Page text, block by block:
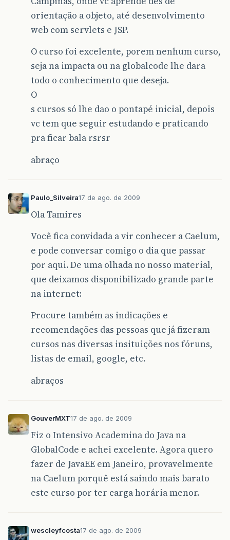
orientação a objeto, até desenvolvimento
web com servlets e JSP.
O curso foi excelente, porem nenhum curso,
seja na impacta ou na globalcode lhe dara
todo o conhecimento que deseja.
O
s cursos só lhe dao o pontapé inicial, depois
vc tem que seguir estudando e praticando
pra ficar bala rsrsr
abraço
Paulo_Silveira17 de ago. de 2009
Ola Tamires
Você fica convidada a vir conhecer a Caelum,
e pode conversar comigo o dia que passar
por aqui. De uma olhada no nosso material,
que deixamos disponibilizado grande parte
na internet:
Procure também as indicações e
recomendações das pessoas que já fizeram
cursos nas diversas insituições nos fóruns,
listas de email, google, etc.
abraços
GouverMXT17 de ago. de 2009
Fiz o Intensivo Academina do Java na
GlobalCode e achei excelente. Agora quero
fazer de JavaEE em Janeiro, provavelmente
na Caelum porquê está saindo mais barato
este curso por ter carga horária menor.
wescleyfcosta17 de ago. de 2009